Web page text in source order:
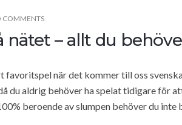
COMMENTS
nätet – allt du
favoritspel när det kommer till oss
du aldrig behöver ha spelat tidigare för
beroende av slumpen behöver du